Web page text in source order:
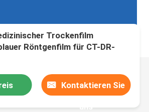
Trockenfilm
Röntgenfilm für CT-DR-
Kontaktieren Sie
uns